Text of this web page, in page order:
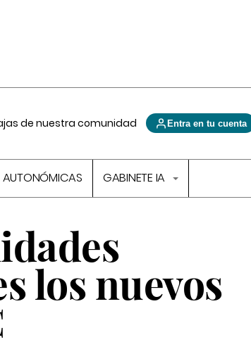
de nuestra comunidad Entra en tu cuenta
AUTONÓMICAS GABINETE IA
los nuevos